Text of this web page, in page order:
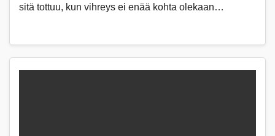
sitä tottuu, kun vihreys ei enää kohta olekaan…